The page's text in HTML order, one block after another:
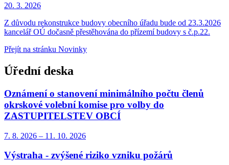
20. 3. 2026
Z důvodu rekonstrukce budovy obecního úřadu bude od 23.3.2026
kancelář OÚ dočasně přestěhována do přízemí budovy s č.p.22.
Přejít na stránku Novinky
Úřední deska
Oznámení o stanovení minimálního počtu členů
okrskové volební komise pro volby do
ZASTUPITELSTEV OBCÍ
7. 8. 2026 – 11. 10. 2026
Výstraha - zvýšené riziko vzniku požárů